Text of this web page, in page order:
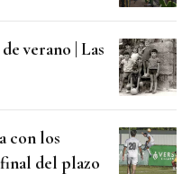
verano | Las
con los
del plazo